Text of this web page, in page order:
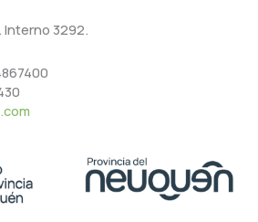
3292.